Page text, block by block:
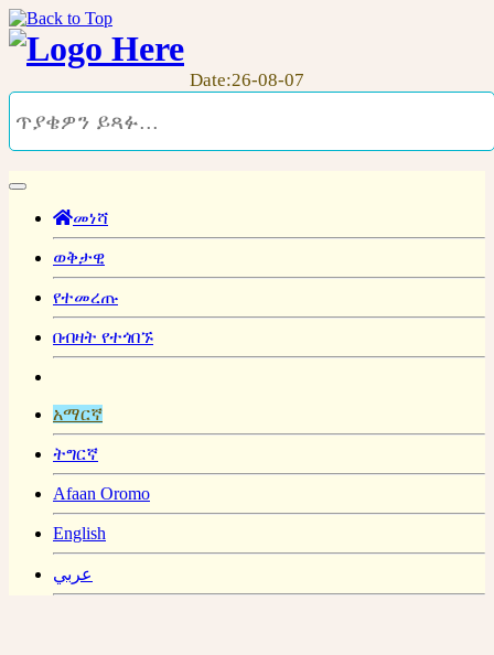
Date:26-08-07
መነሻ
ወቅታዊ
የተመረጡ
በብዛት የተጎበኙ
አማርኛ
ትግርኛ
Afaan Oromo
English
عربي